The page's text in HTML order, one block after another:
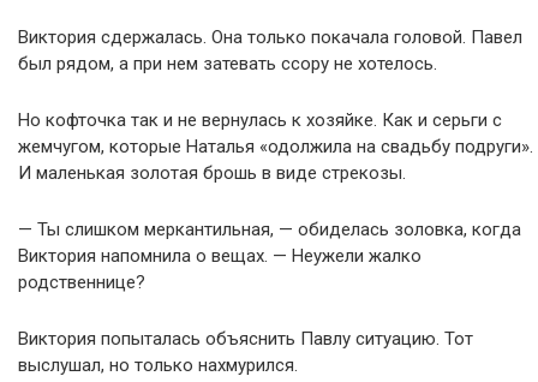
Виктория сдержалась. Она только покачала головой. Павел
был рядом, а при нем затевать ссору не хотелось.
Но кофточка так и не вернулась к хозяйке. Как и серьги с
жемчугом, которые Наталья «одолжила на свадьбу подруги».
И маленькая золотая брошь в виде стрекозы.
— Ты слишком меркантильная, — обиделась золовка, когда
Виктория напомнила о вещах. — Неужели жалко
родственнице?
Виктория попыталась объяснить Павлу ситуацию. Тот
выслушал, но только нахмурился.